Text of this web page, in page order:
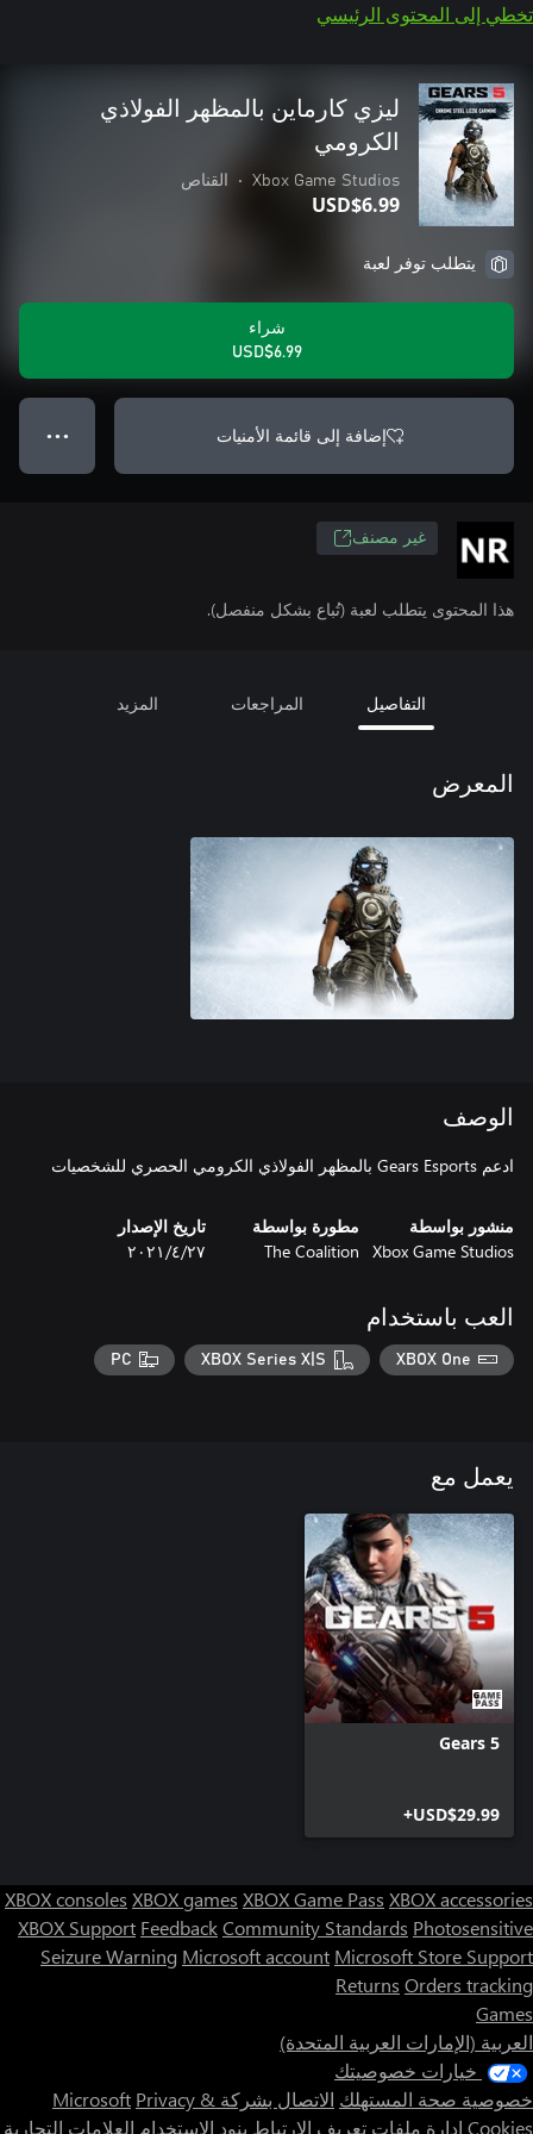
تخطي إلى المحتوى الرئيسي
ليزي كارماين بالمظهر الفولاذي
الكرومي
Xbox Game Studios
• القناص
USD$6.99
يتطلب توفر لعبة
شراء
USD$6.99
إضافة إلى قائمة الأمنيات ● ● ●
غير مصنف
هذا المحتوى يتطلب لعبة (تُباع بشكل منفصل).
التفاصيل المراجعات المزيد
المعرض
الوصف
ادعم Gears Esports بالمظهر الفولاذي الكرومي الحصري للشخصيات
منشور بواسطة
Xbox Game Studios
مطورة بواسطة
The Coalition
تاريخ الإصدار
٢٧‏/٤‏/٢٠٢١
العب باستخدام
XBOX One
XBOX Series X|S
PC
يعمل مع
Gears 5
USD$29.99+
XBOX consoles XBOX games XBOX Game Pass XBOX accessories
XBOX Support FeedbackCommunity Standards Photosensitive
Seizure Warning Microsoft account Microsoft Store Support
Returns Orders tracking
Games
العربية (الإمارات العربية المتحدة)
خيارات خصوصيتك
خصوصية صحة المستهلك الاتصال بشركة Microsoft Privacy &
Cookies إدارة ملفات تعريف الارتباط بنود الاستخدام العلامات التجارية